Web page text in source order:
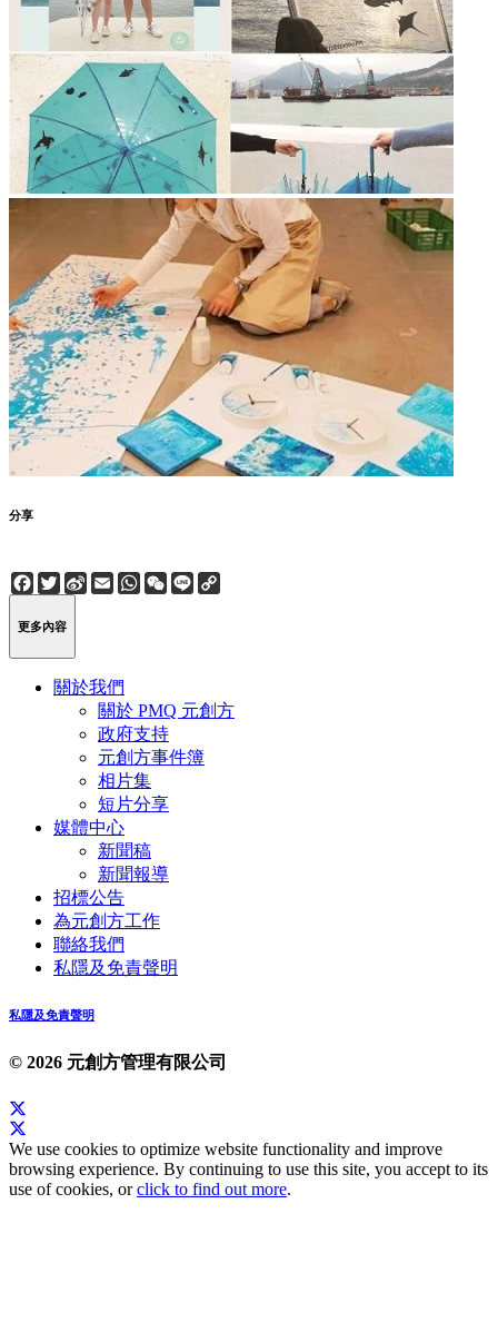
分享
Facebook
Twitter
Sina
Weibo
EmailWhatsApp
WeChat
Line
更多內容
關於我們
關於 PMQ 元創方
政府支持
元創方事件簿
相片集
短片分享
媒體中心
新聞稿
新聞報導
招標公告
為元創方工作
聯絡我們
私隱及免責聲明
私隱及免責聲明
© 2026 元創方管理有限公司
We use cookies to optimize website functionality and improve
browsing experience. By continuing to use this site, you accept to its
use of cookies, orclick to find out more.